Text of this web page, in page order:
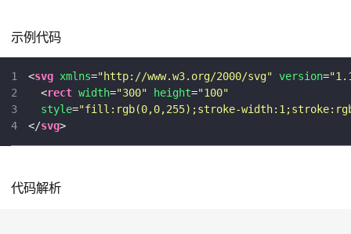
示例代码
1
2
3
4
<svg xmlns="http://www.w3.org/2000/svg" version=
<rect width="300" height="100"
style="fill:rgb(0,0,255);stroke-
</svg>
代码解析